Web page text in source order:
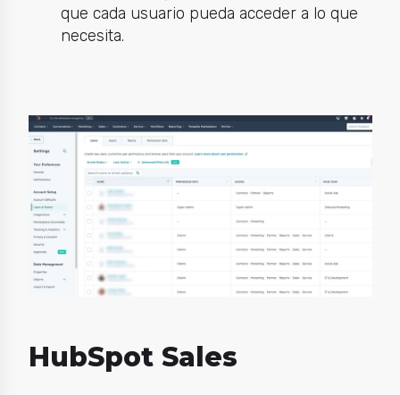
que cada usuario pueda acceder a lo que
necesita.
HubSpot Sales